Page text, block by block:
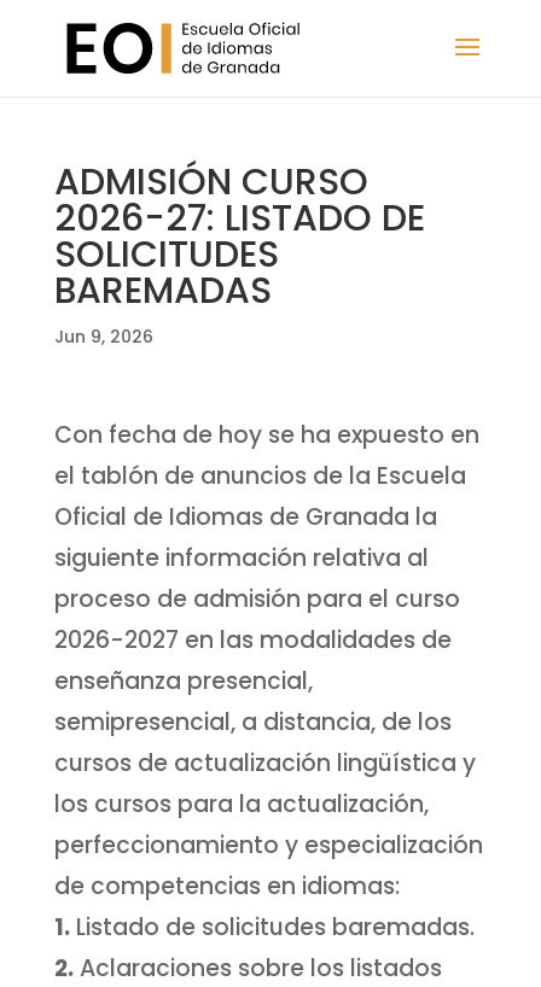
ADMISIÓN CURSO
2026-27: LISTADO DE
SOLICITUDES
BAREMADAS
Jun 9, 2026
Con fecha de hoy se ha expuesto en
el tablón de anuncios de la Escuela
Oficial de Idiomas de Granada la
siguiente información relativa al
proceso de admisión para el curso
2026-2027 en las modalidades de
enseñanza presencial,
semipresencial, a distancia, de los
cursos de actualización lingüística y
los cursos para la actualización,
perfeccionamiento y especialización
de competencias en idiomas:
1. Listado de solicitudes baremadas.
2.Aclaraciones sobre los listados